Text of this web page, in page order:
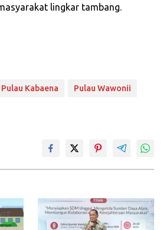
lingkar tambang.
Pulau Kabaena Pulau Wawonii